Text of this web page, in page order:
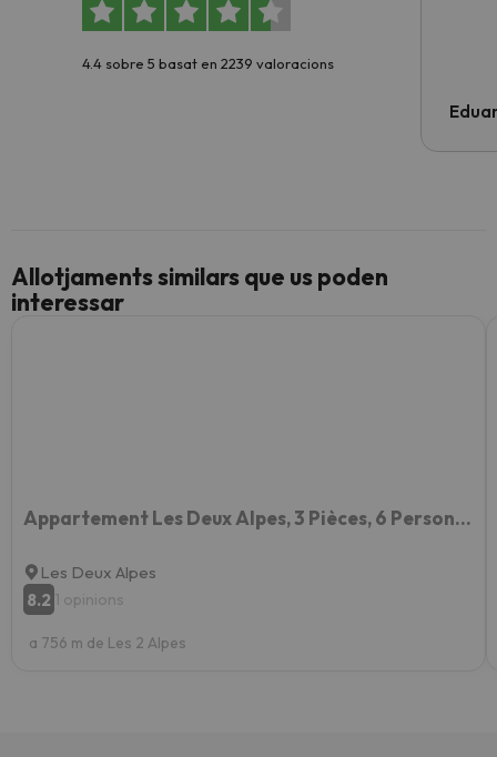
4.4 sobre 5 basat en 2239 valoracions
Allotjaments similars que us poden
interessar
Appartement Les Deux Alpes, 3 Pièces, 6 Personnes - Fr-1-516-189
Les Deux Alpes
8.2 1 opinions
a 756 m de Les 2 Alpes